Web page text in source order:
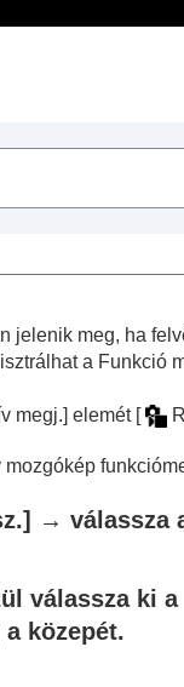
és
menübe
jelenik meg, ha
a Funkció
megj.] elemét [
→ válassza
válassza ki a
közepét.